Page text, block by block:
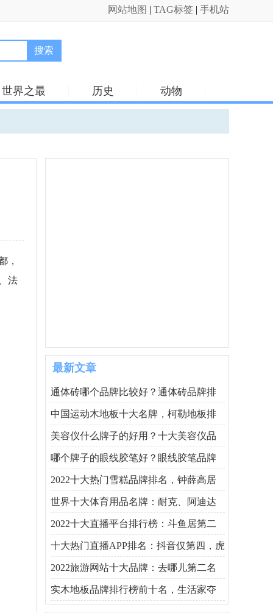
网站地图 | TAG标签 | 手机站
搜索
世界之最 历史 动物
，
法
最新文章
通体砖哪个品牌比较好？通体砖品牌排
中国运动木地板十大名牌，柯勒地板排
美容仪什么牌子的好用？十大美容仪品
哪个牌子的眼线胶笔好？眼线胶笔品牌
2022十大热门雪糕品牌排名，钟薛高居
世界十大体育用品名牌：耐克、阿迪达
2022十大直播平台排行榜：斗鱼居第二
十大热门直播APP排名：抖音仅第四，虎
2022旅游网站十大品牌：去哪儿第二名
实木地板品牌排行榜前十名，生活家夺